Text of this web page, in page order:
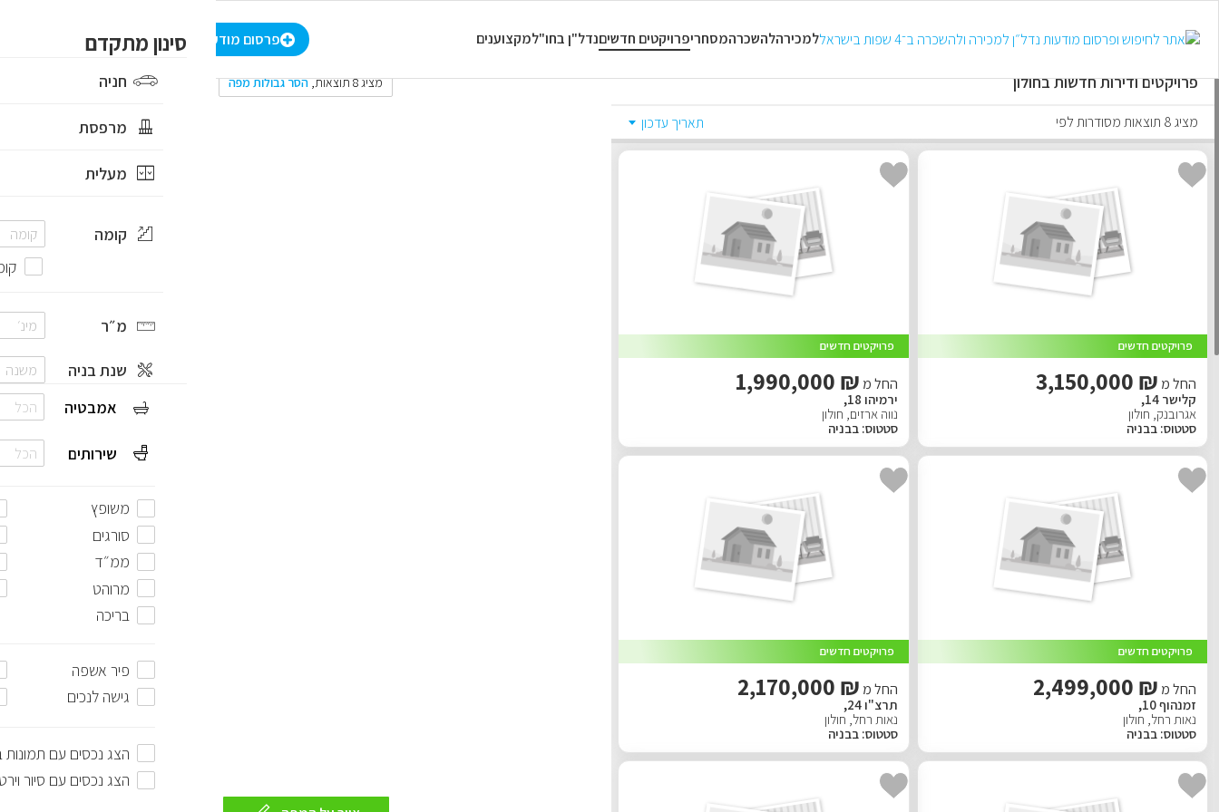
למכירהלהשכרהמסחריפרויקטים חדשיםנדל"ן בחו"למקצוענים הרשמה/התחברות פרסום מודעה
כל החדרים -
פרויקטים ודירות חדשות בחולון
מציג 8 תוצאות מסודרות לפי תאריך עדכון
פרויקטים חדשים
החל מ ₪ 3,150,000
קלישר 14,
אגרובנק, חולון
סטטוס: בבניה
פרויקטים חדשים
החל מ ₪ 1,990,000
ירמיהו 18,
נווה ארזים, חולון
סטטוס:בבניה
פרויקטים חדשים
החל מ ₪ 2,499,000
זמנהוף 10,
נאות רחל, חולון
סטטוס: בבניה
פרויקטים חדשים
החל מ ₪ 2,170,000
תרצ"ו 24,
נאות רחל, חולון
סטטוס:בבניה
סינון מתקדם
חניה
מרפסת
מעלית
קומה
מ״ר
שנת בניה
אמבטיה
הכל
שירותים הכל
משופץ
סורגים
ממ״ד
מרוהט
בריכה
פיר אשפה
גישה לנכים
הצג נכסים עם
הצג נכסים עם סיור
מציג 8 תוצאות ,הסר גבולות מפה